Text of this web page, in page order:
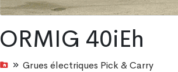
ORMIG 40iEh
Grues électriques Pick & Carry